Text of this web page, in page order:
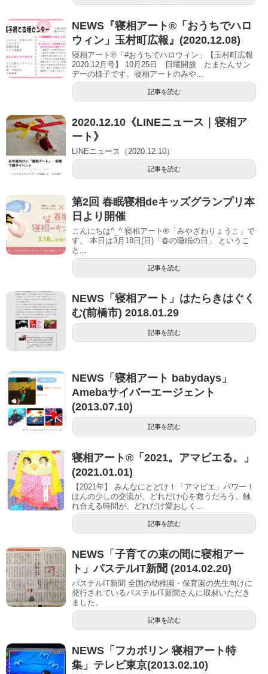
NEWS『寝相アート®「おうちでハロ
ウィン」玉村町広報』(2020.12.08)
寝相アート®「#おうちでハロウィン」【玉村町広報
2020.12月号】 10月25日 日曜開放 たまたんサン
デーの様子です。寝相アートのみや...
記事を読む
2020.12.10《LINEニュース｜寝相ア
ート》
LINEニュース（2020.12.10）
記事を読む
第2回 春眠寝相deキッズグランプリ本
日より開催
こんにちは^_^ 寝相アート®︎「みやざわりょうこ」で
す。 本日は3月18日(日)「春の睡眠の日」 というこ
と...
記事を読む
NEWS「寝相アート」はたらきはぐく
む(前橋市) 2018.01.29
記事を読む
NEWS「寝相アート babydays」
Amebaサイバーエージェント
(2013.07.10)
記事を読む
寝相アート®︎「2021。アマビエる。」
(2021.01.01)
【2021年】 みんなにとどけ！「アマビエ」パワー！
ほんの少しの交流が、どれだけ心を救うだろう。触
れ合える時間が、どれだけ愛おしく...
記事を読む
NEWS「子育ての束の間に寝相アー
ト」パステルIT新聞 (2014.02.20)
パステルIT新聞 全国の幼稚園・保育園の先生向けに
発行されているパステルIT新聞さんに取材いただき
ました。
記事を読む
NEWS「フカボリン 寝相アート特
集」テレビ東京(2013.02.10)